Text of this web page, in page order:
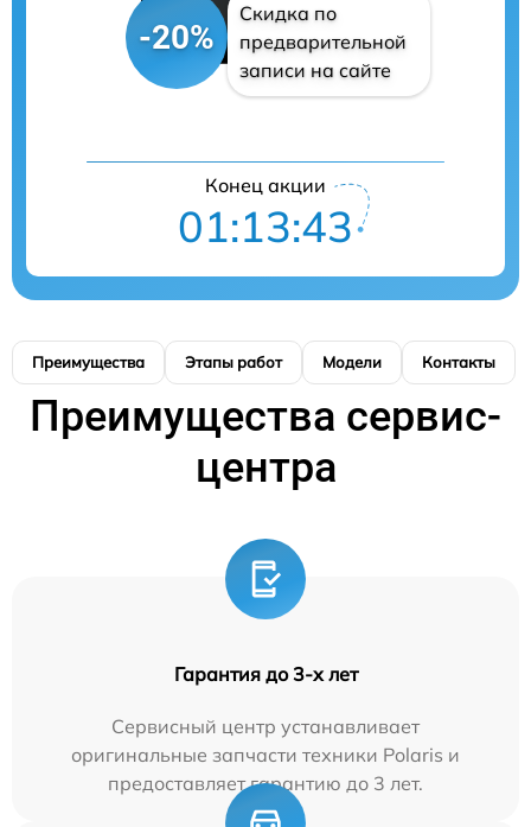
-20%
Скидка по
предварительной
записи на сайте
Конец акции
01:13:42
Преимущества Этапы работ Модели Контакты
Преимущества сервис-
центра
Гарантия до 3-х лет
Сервисный центр устанавливает
оригинальные запчасти техники Polaris и
предоставляет гарантию до 3 лет.